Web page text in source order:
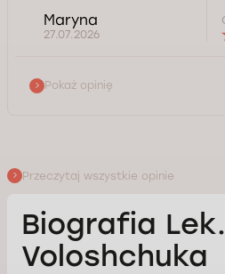
Maryna
27.07.2026
Pokaż opinię
Przeczytaj wszystkie opinie
Biografia
Voloshchuka